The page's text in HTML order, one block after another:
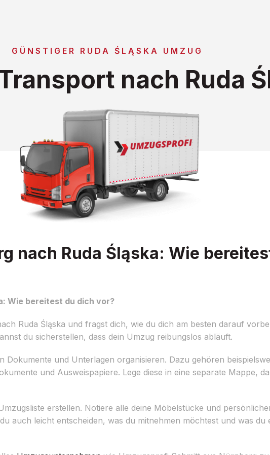
GÜNSTIGER RUDA ŚLĄSKA UMZUG
nach Ruda
nach Ruda Śląska: Wie
Wie bereitest du dich vor?
Ruda Śląska und fragst dich, wie du dich am besten darauf
du sicherstellen, dass dein Umzug reibungslos abläuft.
Dokumente und Unterlagen organisieren. Dazu gehören
und Ausweispapiere. Lege diese in eine separate Mappe,
erstellen. Notiere alle deine Möbelstücke und
auch leicht entscheiden, was du mitnehmen möchtest und was